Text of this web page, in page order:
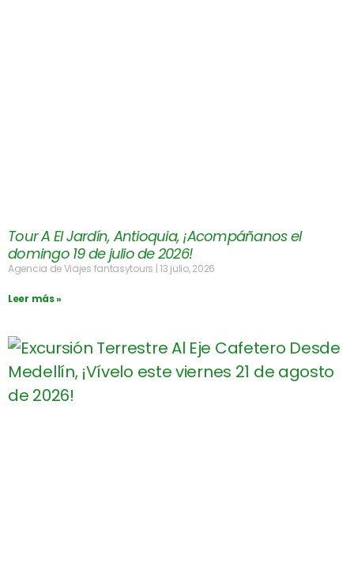
Tour A El Jardín, Antioquia, ¡Acompáñanos el
domingo 19 de julio de 2026!
Agencia de Viajes fantasytours 13 julio, 2026
Leer más »